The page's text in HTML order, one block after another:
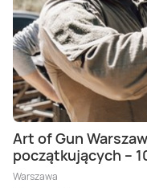
Art of Gun
początkujących –
Warszawa